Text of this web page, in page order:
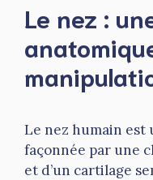
Le nez :
Le nez humain est
façonnée par une
et d’un cartilage